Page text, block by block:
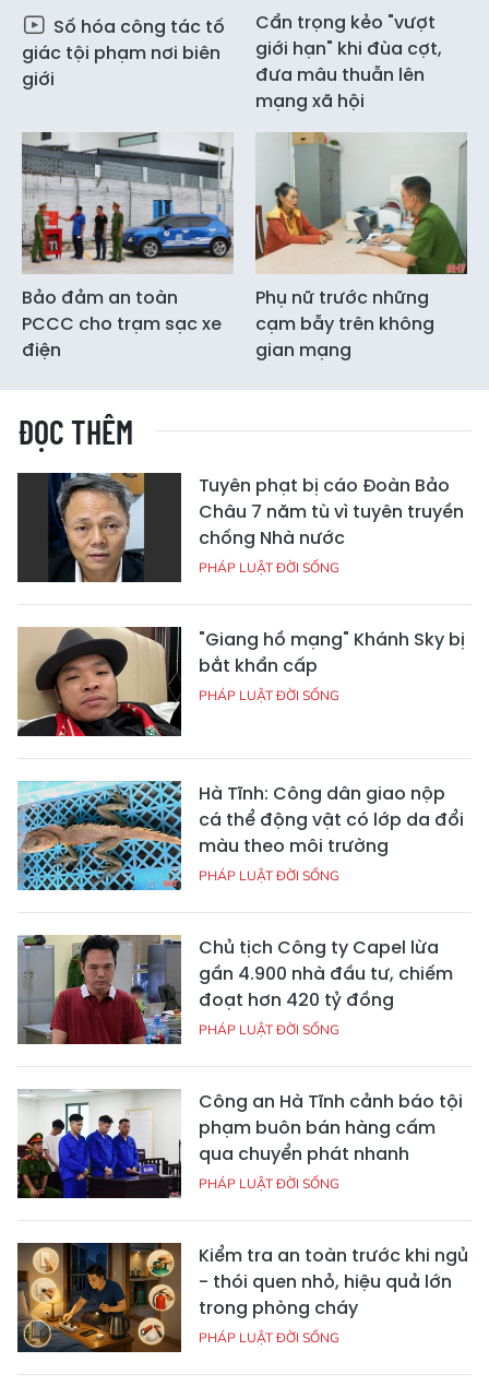
Số hóa công tác tố
giác tội phạm nơi biên
giới
Cẩn trọng kẻo "vượt
giới hạn" khi đùa cợt,
đưa mâu thuẫn lên
mạng xã hội
Bảo đảm an toàn
PCCC cho trạm sạc xe
điện
Phụ nữ trước những
cạm bẫy trên không
gian mạng
ĐỌC THÊM
Tuyên phạt bị cáo Đoàn Bảo
Châu 7 năm tù vì tuyên truyền
chống Nhà nước
PHÁP LUẬT ĐỜI SỐNG
"Giang hồ mạng" Khánh Sky bị
bắt khẩn cấp
PHÁP LUẬT ĐỜI SỐNG
Hà Tĩnh: Công dân giao nộp
cá thể động vật có lớp da đổi
màu theo môi trường
PHÁP LUẬT ĐỜI SỐNG
Chủ tịch Công ty Capel lừa
gần 4.900 nhà đầu tư, chiếm
đoạt hơn 420 tỷ đồng
PHÁP LUẬT ĐỜI SỐNG
Công an Hà Tĩnh cảnh báo tội
phạm buôn bán hàng cấm
qua chuyển phát nhanh
PHÁP LUẬT ĐỜI SỐNG
Kiểm tra an toàn trước khi ngủ
- thói quen nhỏ, hiệu quả lớn
trong phòng cháy
PHÁP LUẬT ĐỜI SỐNG